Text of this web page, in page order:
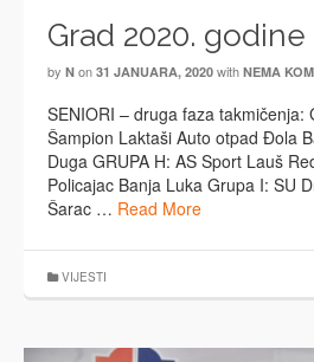
Grad 2020. godine
by N on 31 JANUARA, 2020 with NEMA
SENIORI – druga faza takmičenja:
Šampion Laktaši Auto otpad Đola
Duga GRUPA H: AS Sport Lauš
Policajac Banja Luka Grupa I: SU
Šarac … Read More
VIJESTI